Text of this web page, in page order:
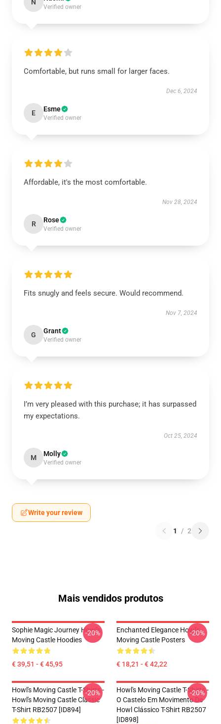
N
Verified owner
Comfortable, but runs small for larger faces.
Dec 6, 2024
E Esme
Verified owner
Affordable, it's the most comfortable.
Nov 28, 2024
R Rose
Verified owner
Fits snugly and feels secure. Would recommend.
Nov 7, 2024
G Grant
Verified owner
I’m very pleased with this purchase; it has surpassed
my expectations.
Oct 25, 2024
M Molly
Verified owner
Write your review
1 / 2
Mais vendidos produtos
Sophie Magic Journey Howl's
Moving Castle Hoodies
€ 39,51 - € 45,95
-20%
Enchanted Elegance Howl's
Moving Castle Posters
€ 18,21 - € 42,22
-20%
Howl's Moving Castle T-Shirts -
Howl's Moving Castle Classic
T-Shirt RB2507 [ID894]
-20%
Howl's Moving Castle T-Shirts -
O Castelo Em Movimento De
Howl Clássico T-Shirt RB2507
[ID898]
-20%